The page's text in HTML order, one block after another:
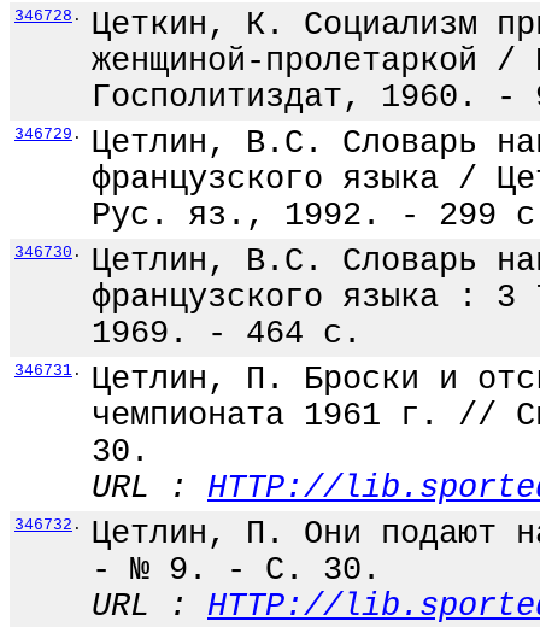
346728 .
Цеткин, К. Социализм
женщиной-
Госполитиздат, 1960.
346729 .
Цетлин, В.С. Словарь
французского языка /
Рус. яз., 1992. - 299
346730 .
Цетлин, В.С. Словарь
французского языка :
1969. - 464 с.
346731 .
Цетлин, П. Броски и
чемпионата 1961 г.
30.
URL : HTTP://
346732 .
Цетлин, П. Они подают
- № 9. - С. 30.
URL : HTTP://